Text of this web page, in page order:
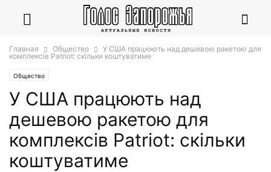
Главная Общество
У США працюють над дешевою ракетою для
комплексів Patriot: скільки коштуватиме
Общество
У США працюють над
дешевою ракетою для
комплексів Patriot: скільки
коштуватиме